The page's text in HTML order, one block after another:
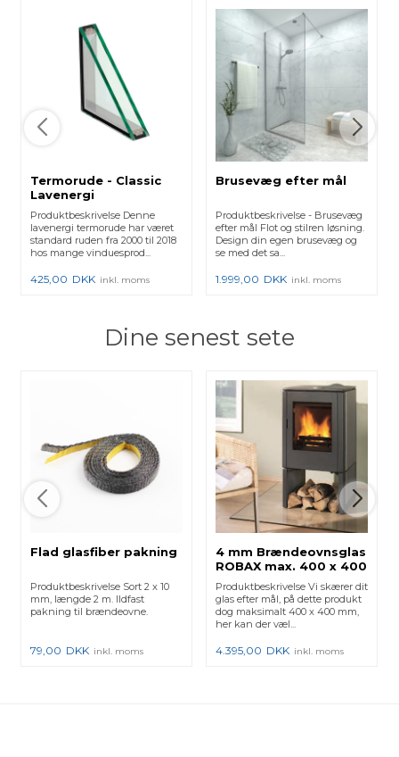
Termorude - Classic
Lavenergi
Produktbeskrivelse Denne
lavenergi termorude har været
standard ruden fra 2000 til 2018
hos mange vinduesprod...
425,00 DKK inkl. moms
Brusevæg efter mål
Produktbeskrivelse - Brusevæg
efter mål Flot og stilren løsning.
Design din egen brusevæg og
se med det sa...
1.999,00 DKK inkl. moms
Dine senest sete
Flad glasfiber pakning
Produktbeskrivelse Sort 2 x 10
mm, længde 2 m. Ildfast
pakning til brændeovne.
79,00 DKK inkl. moms
4 mm Brændeovnsglas
ROBAX max. 400 x 400
mm
Produktbeskrivelse Vi skærer dit
glas efter mål, på dette produkt
dog maksimalt 400 x 400 mm,
her kan der væl...
4.395,00 DKK inkl. moms